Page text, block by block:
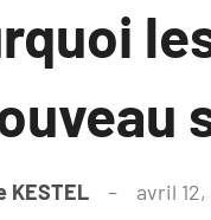
KESTEL avril